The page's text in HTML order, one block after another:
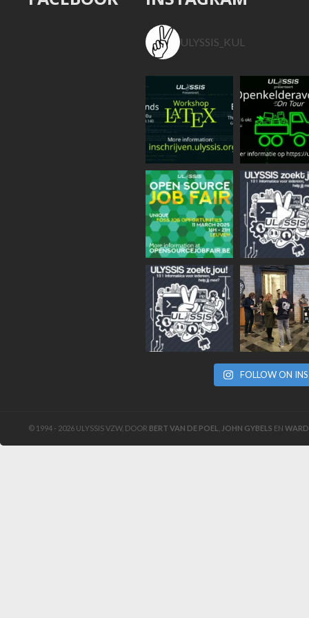
ULYSSIS_KUL
FOLLOW ON
© 1994 - 2026 ULYSSIS VZW, DOOR BERT VAN DE POEL JOHN GYBELS EN